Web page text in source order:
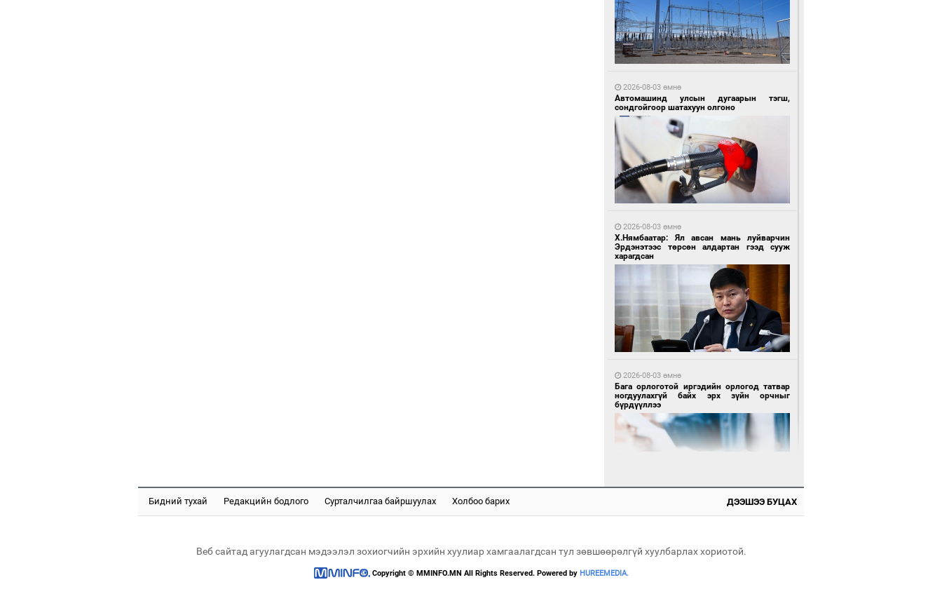
16 цагийн өмнө өмнө
16 цагийн өмнө өмнө
1 өдрийн өмнө өмнө
Бүх төрлийн шатахууны импортыг шуурхай
МИАТ ТӨХК “Боинг” компанитай хамтын
2026-08-03 өмнө
Автомашинд улсын дугаарын тэгш,
сондгойгоор шатахуун олгоно
2026-08-03 өмнө
Х.Нямбаатар: Ял авсан мань луйварчин
Эрдэнэтээс төрсөн алдартан гээд сууж
харагдсан
2026-08-03 өмнө
Бага орлоготой иргэдийн орлогод татвар
ногдуулахгүй байх эрх зүйн орчныг
бүрдүүллээ
Бидний тухай Редакцийн бодлого Сурталчилгаа байршуулах Холбоо барих ДЭЭШЭЭ БУЦАХ
Веб сайтад агуулагдсан мэдээлэл зохиогчийн эрхийн хуулиар хамгаалагдсан тул зөвшөөрөлгүй хуулбарлах хориотой.
Copyright © MMINFO.MN All Rights Reserved. Powered by HUREEMEDIA.